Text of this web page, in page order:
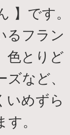
】です。
るフラン
色とりど
など、
いめずら
。